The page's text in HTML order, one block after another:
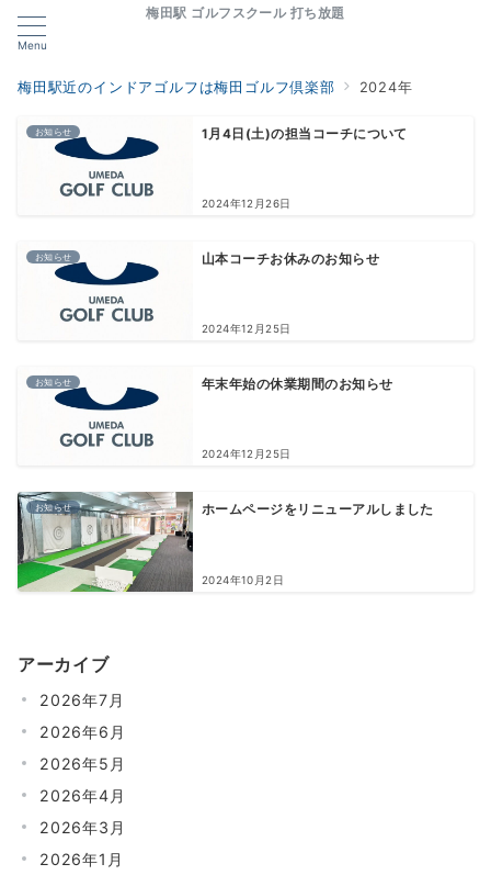
Menu
梅田駅 ゴルフスクール 打ち放題
梅田駅近のインドアゴルフは梅田ゴルフ倶楽部 2024年
お知らせ 1月4日(土)の担当コーチについて
2024年12月26日
お知らせ 山本コーチお休みのお知らせ
2024年12月25日
お知らせ 年末年始の休業期間のお知らせ
2024年12月25日
お知らせ ホームページをリニューアルしました
2024年10月2日
アーカイブ
2026年7月
2026年6月
2026年5月
2026年4月
2026年3月
2026年1月